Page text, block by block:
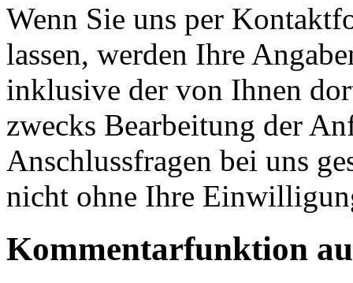
Wenn Sie uns per
lassen, werden Ihre
inklusive der von Ihnen
zwecks Bearbeitung der
Anschlussfragen bei uns
nicht ohne Ihre
Kommentarfunktion